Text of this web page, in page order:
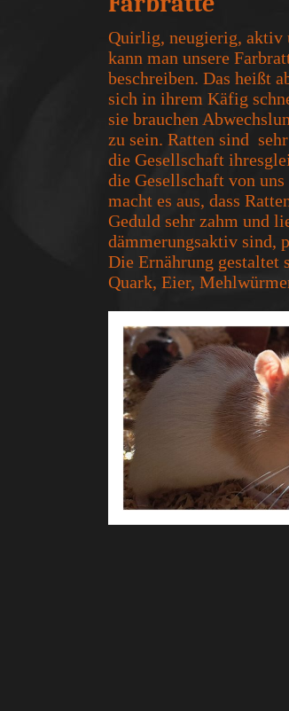
Quirlig, neugierig, aktiv
kann man unsere
beschreiben. Das heißt
sich in ihrem Käfig
sie brauchen
zu sein. Ratten sind
die Gesellschaft
die Gesellschaft von uns
macht es aus, dass
Geduld sehr zahm und
dämmerungsaktiv sind,
Die Ernährung gestaltet
Quark, Eier,